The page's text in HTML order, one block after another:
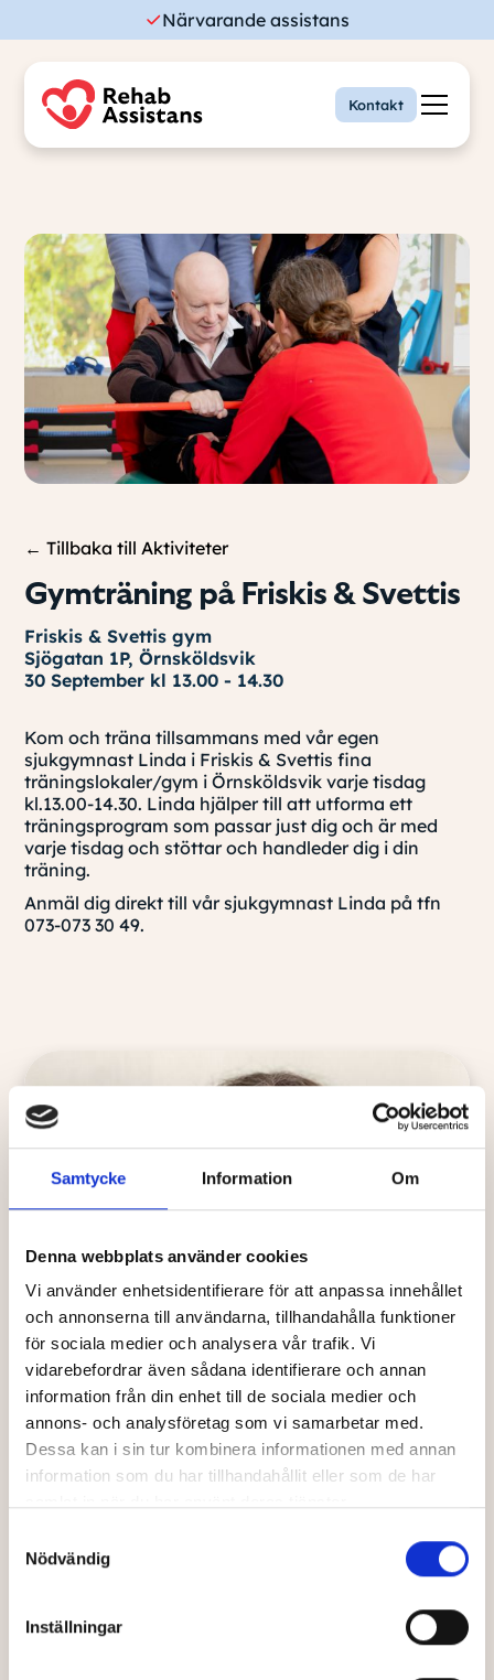
Samtycke Information Om
Denna webbplats använder cookies
Vi använder enhetsidentifierare för att anpassa innehållet
och annonserna till användarna, tillhandahålla funktioner
för sociala medier och analysera vår trafik. Vi
vidarebefordrar även sådana identifierare och annan
information från din enhet till de sociala medier och
annons- och analysföretag som vi samarbetar med.
Dessa kan i sin tur kombinera informationen med annan
information som du har tillhandahållit eller som de har
Nödvändig
Inställningar
Närvarande assistans
Kontakt
← Tillbaka till Aktiviteter
Gymträning på Friskis & Svettis
Friskis & Svettis gym
Sjögatan 1P, Örnsköldsvik
30 September kl 13.00 - 14.30
Kom och träna tillsammans med vår egen
sjukgymnast Linda i Friskis & Svettis fina
träningslokaler/gym i Örnsköldsvik varje tisdag
kl.13.00-14.30. Linda hjälper till att utforma ett
träningsprogram som passar just dig och är med
varje tisdag och stöttar och handleder dig i din
träning.
Anmäl dig direkt till vår sjukgymnast Linda på tfn
073-073 30 49.
Trygga, lyhörda och på din sida
utan att du förbinder dig till något. Tillsammans
pratar vi om din situation, vad du behöver och